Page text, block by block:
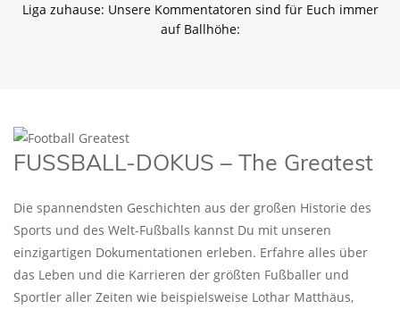
Liga zuhause: Unsere Kommentatoren sind für Euch immer
auf Ballhöhe:
FUSSBALL-DOKUS – The Greatest
Die spannendsten Geschichten aus der großen Historie des
Sports und des Welt-Fußballs kannst Du mit unseren
einzigartigen Dokumentationen erleben. Erfahre alles über
das Leben und die Karrieren der größten Fußballer und
Sportler aller Zeiten wie beispielsweise Lothar Matthäus,